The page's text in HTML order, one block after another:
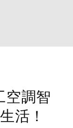
調智
活！